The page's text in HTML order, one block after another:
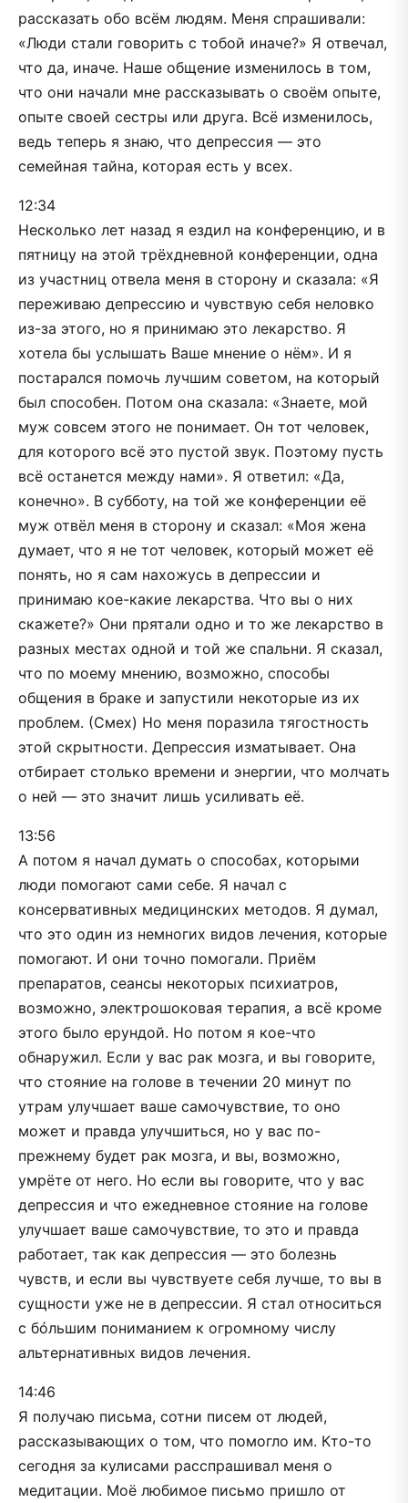
рассказать обо всём людям. Меня спрашивали:
«Люди стали говорить с тобой иначе?» Я отвечал,
что да, иначе. Наше общение изменилось в том,
что они начали мне рассказывать о своём опыте,
опыте своей сестры или друга. Всё изменилось,
ведь теперь я знаю, что депрессия — это
семейная тайна, которая есть у всех.
12:34
Несколько лет назад я ездил на конференцию, и в
пятницу на этой трёхдневной конференции, одна
из участниц отвела меня в сторону и сказала: «Я
переживаю депрессию и чувствую себя неловко
из-за этого, но я принимаю это лекарство. Я
хотела бы услышать Ваше мнение о нём». И я
постарался помочь лучшим советом, на который
был способен. Потом она сказала: «Знаете, мой
муж совсем этого не понимает. Он тот человек,
для которого всё это пустой звук. Поэтому пусть
всё останется между нами». Я ответил: «Да,
конечно». В субботу, на той же конференции её
муж отвёл меня в сторону и сказал: «Моя жена
думает, что я не тот человек, который может её
понять, но я сам нахожусь в депрессии и
принимаю кое-какие лекарства. Что вы о них
скажете?» Они прятали одно и то же лекарство в
разных местах одной и той же спальни. Я сказал,
что по моему мнению, возможно, способы
общения в браке и запустили некоторые из их
проблем. (Смех) Но меня поразила тягостность
этой скрытности. Депрессия изматывает. Она
отбирает столько времени и энергии, что молчать
о ней — это значит лишь усиливать её.
13:56
А потом я начал думать о способах, которыми
люди помогают сами себе. Я начал с
консервативных медицинских методов. Я думал,
что это один из немногих видов лечения, которые
помогают. И они точно помогали. Приём
препаратов, сеансы некоторых психиатров,
возможно, электрошоковая терапия, а всё кроме
этого было ерундой. Но потом я кое-что
обнаружил. Если у вас рак мозга, и вы говорите,
что стояние на голове в течении 20 минут по
утрам улучшает ваше самочувствие, то оно
может и правда улучшиться, но у вас по-
прежнему будет рак мозга, и вы, возможно,
умрёте от него. Но если вы говорите, что у вас
депрессия и что ежедневное стояние на голове
улучшает ваше самочувствие, то это и правда
работает, так как депрессия — это болезнь
чувств, и если вы чувствуете себя лучше, то вы в
сущности уже не в депрессии. Я стал относиться
с бóльшим пониманием к огромному числу
альтернативных видов лечения.
14:46
Я получаю письма, сотни писем от людей,
рассказывающих о том, что помогло им. Кто-то
сегодня за кулисами расспрашивал меня о
медитации. Моё любимое письмо пришло от